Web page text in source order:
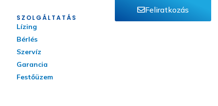
SZOLGÁLTATÁS
Lízing
Bérlés
Szervíz
Garancia
Festőüzem
Feliratkozás